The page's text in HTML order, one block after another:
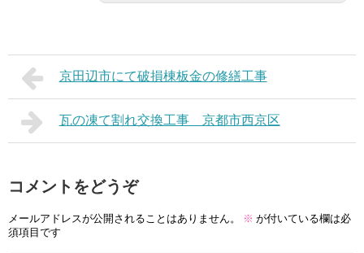
京田辺市にて破損棟板金の修繕工事
瓦の凍て割れ交換工事 京都市西京区
コメントをどうぞ
メールアドレスが公開されることはありません。 ※ が付いている欄は必
須項目です